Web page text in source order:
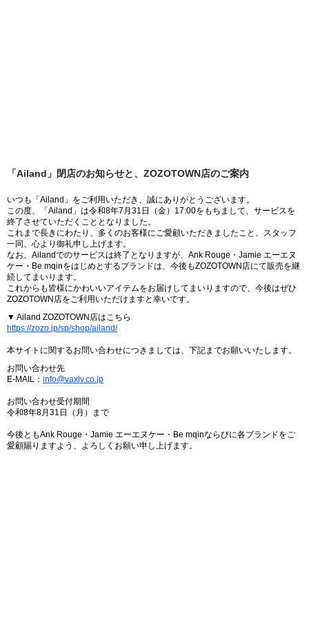
「Ailand」閉店のお知らせと、ZOZOTOWN店のご案内
いつも「Ailand」をご利用いただき、誠にありがとうございます。
この度、「Ailand」は令和8年7月31日（金）17:00をもちまして、サービスを
終了させていただくこととなりました。
これまで長きにわたり、多くのお客様にご愛顧いただきましたこと、スタッフ
一同、心より御礼申し上げます。
なお、Ailandでのサービスは終了となりますが、Ank Rouge・Jamie エーエヌ
ケー・Be mqinをはじめとするブランドは、今後もZOZOTOWN店にて販売を継
続してまいります。
これからも皆様にかわいいアイテムをお届けしてまいりますので、今後はぜひ
ZOZOTOWN店をご利用いただけますと幸いです。
▼ Ailand ZOZOTOWN店はこちら
https://zozo.jp/sp/shop/ailand/
本サイトに関するお問い合わせにつきましては、下記までお願いいたします。
お問い合わせ先
E-MAIL： info@vaxiv.co.jp
お問い合わせ受付期間
令和8年8月31日（月）まで
今後ともAnk Rouge・Jamie エーエヌケー・Be mqinならびに各ブランドをご
愛顧賜りますよう、よろしくお願い申し上げます。